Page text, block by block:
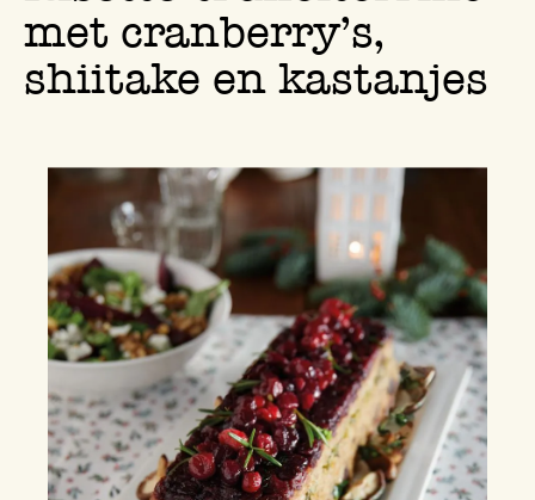
met cranberry’s,
shiitake en kastanjes